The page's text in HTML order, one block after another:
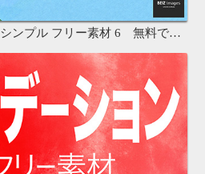
シンプル フリー素材 6 無料で使える背景素材集